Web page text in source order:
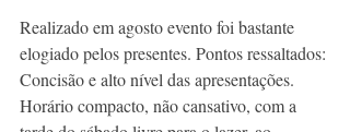
Realizado em agosto evento foi bastante
elogiado pelos presentes. Pontos ressaltados:
Concisão e alto nível das apresentações.
Horário compacto, não cansativo, com a